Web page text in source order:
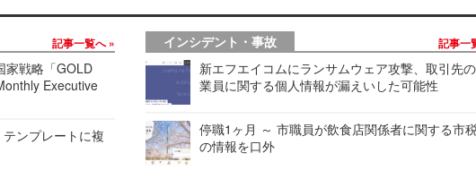
記事一覧へ
家戦略「GOLD
Executive
ンプレートに複
インシデント・事故 記事一
新エフエイコムにランサムウェア攻撃、取引先
業員に関する個人情報が漏えいした可能性
停職1ヶ月 ～ 市職員が飲食店関係者に関する市
の情報を口外